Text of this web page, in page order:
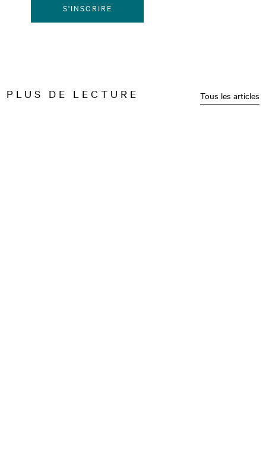
S'INSCRIRE
PLUS DE LECTURE Tous les articles